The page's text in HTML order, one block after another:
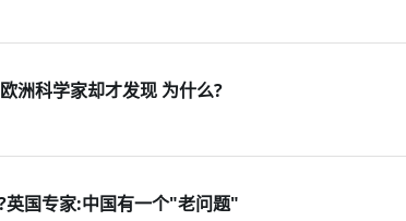
洲科学家却才发现 为什么?
英国专家:中国有一个"老问题"